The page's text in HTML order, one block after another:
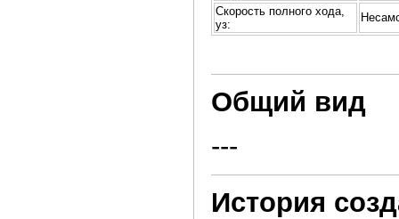
Скорость полного хода,
уз:
Общий вид
---
История